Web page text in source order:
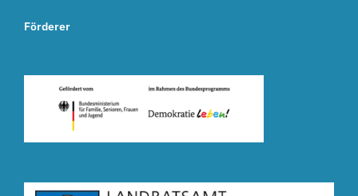
Förderer